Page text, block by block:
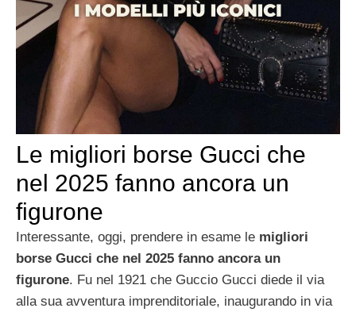
Le migliori borse Gucci che
nel 2025 fanno ancora un
figurone
Interessante, oggi, prendere in esame le migliori
borse Gucci che nel 2025 fanno ancora un
figurone. Fu nel 1921 che Guccio Gucci diede il via
alla sua avventura imprenditoriale, inaugurando in via